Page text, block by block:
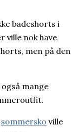
badeshorts i
ville nok have
men på den
mange
sommersko ville